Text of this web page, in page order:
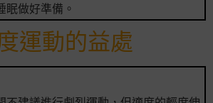
眠做好準備。
運動的益處